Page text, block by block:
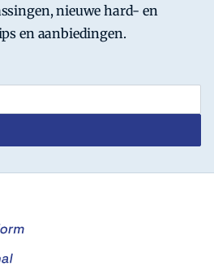
nieuwe hard- en
en aanbiedingen.